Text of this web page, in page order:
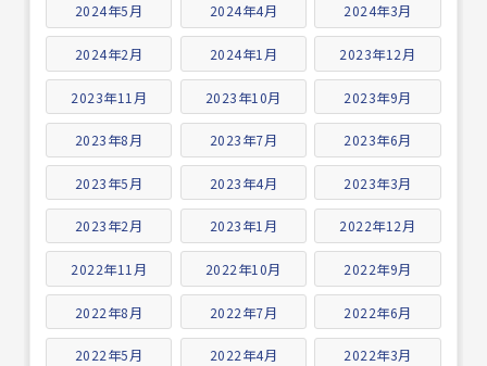
2024年5月 2024年4月 2024年3月
2024年2月 2024年1月 2023年12月
2023年11月 2023年10月 2023年9月
2023年8月 2023年7月 2023年6月
2023年5月 2023年4月 2023年3月
2023年2月 2023年1月 2022年12月
2022年11月 2022年10月 2022年9月
2022年8月 2022年7月 2022年6月
2022年5月 2022年4月 2022年3月